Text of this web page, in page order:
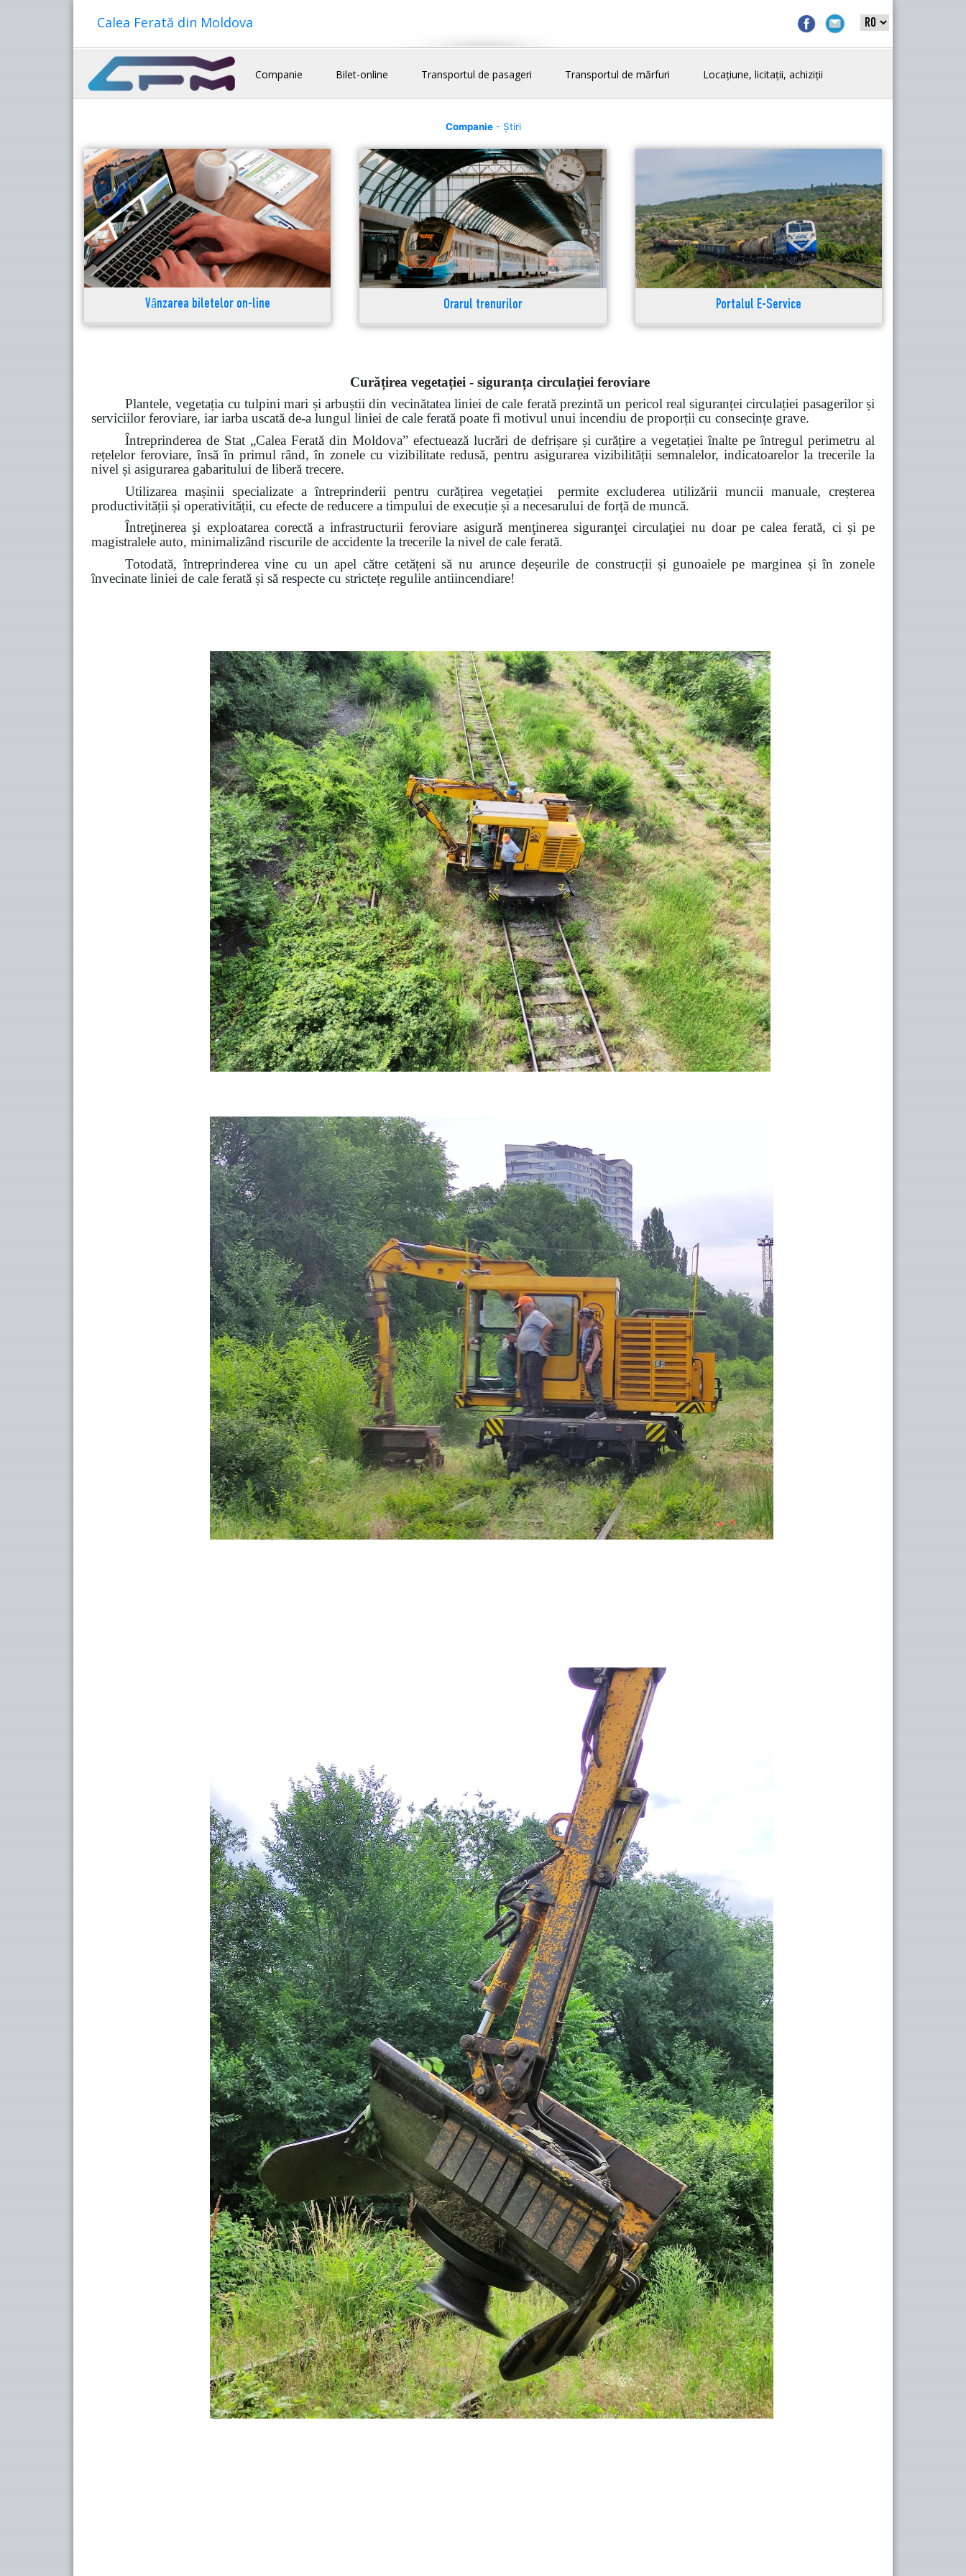
Calea Ferată din Moldova
Companie Bilet-online Transportul de pasageri Transportul de mărfuri Locațiune, licitații, achiziții
Companie- Știri
Vânzarea biletelor on-line Orarul trenurilor Portalul E-Service
Curățirea vegetației - siguranța circulației feroviare
Plantele, vegetația cu tulpini mari și arbuștii din vecinătatea liniei de cale ferată prezintă un pericol real siguranței circulației pasagerilor și
serviciilor feroviare, iar iarba uscată de-a lungul liniei de cale ferată poate fi motivul unui incendiu de proporții cu consecințe grave.
Întreprinderea de Stat „Calea Ferată din Moldova” efectuează lucrări de defrișare și curățire a vegetației înalte pe întregul perimetru al
rețelelor feroviare, însă în primul rând, în zonele cu vizibilitate redusă, pentru asigurarea vizibilității semnalelor, indicatoarelor la trecerile la
nivel și asigurarea gabaritului de liberă trecere.
Utilizarea mașinii specializate a întreprinderii pentru curățirea vegetației permite excludereautilizării muncii manuale, creșterea
productivității și operativității, cu efecte de reducere a timpului de execuție și a necesarului de forță de muncă.
Întreţinerea şi exploatarea corectă a infrastructurii feroviare asigură menţinerea siguranţei circulaţiei nu doar pe calea ferată, ci și pe
magistralele auto, minimalizând riscurile de accidente la trecerile la nivel de cale ferată.
Totodată, întreprinderea vine cu un apel către cetățenisă nu arunce deșeurile de construcții și gunoaiele pe marginea și în zonele
învecinate liniei de cale ferată și să respecte cu strictețe regulile antiincendiare!